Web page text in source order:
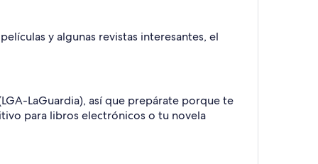
y algunas revistas interesantes, el
LaGuardia), así que prepárate porque te
para libros electrónicos o tu novela